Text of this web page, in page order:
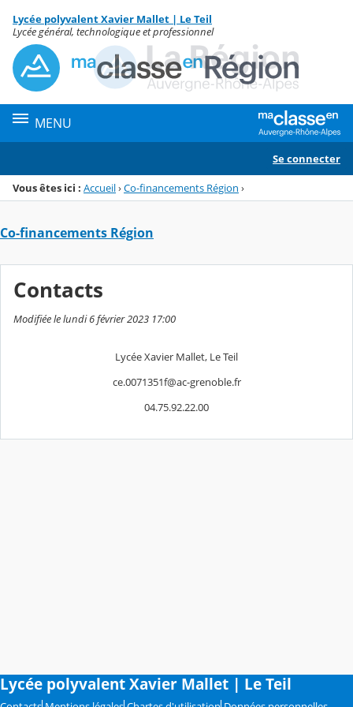
Menu de la rubrique
Contenu
Lycée polyvalent Xavier Mallet | Le Teil
Lycée général, technologique et professionnel
MENU
Se connecter
Vous êtes ici : Accueil›Co-financements Région ›
Co-financements Région
Contacts
Modifiée le lundi 6 février 2023 17:00
Lycée Xavier Mallet, Le Teil
ce.0071351f@ac-grenoble.fr
04.75.92.22.00
Lycée polyvalent Xavier Mallet | Le Teil